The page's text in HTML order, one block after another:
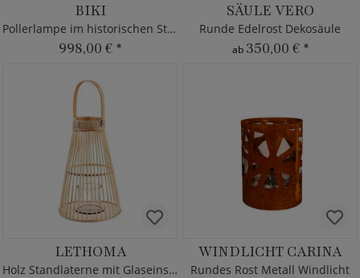
BIKI
Pollerlampe im historischen Stil - Eisen
998,00 € *
SÄULE VERO
Runde Edelrost Dekosäule
ab 350,00 € *
LETHOMA
Holz Standlaterne mit Glaseinsatz
WINDLICHT CARINA
Rundes Rost Metall Windlicht